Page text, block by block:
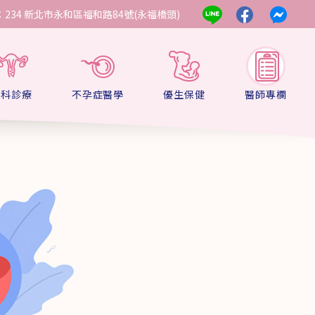
234 新北市永和區福和路84號(永福橋頭)
診療 不孕症醫學 優生保健 醫師專欄